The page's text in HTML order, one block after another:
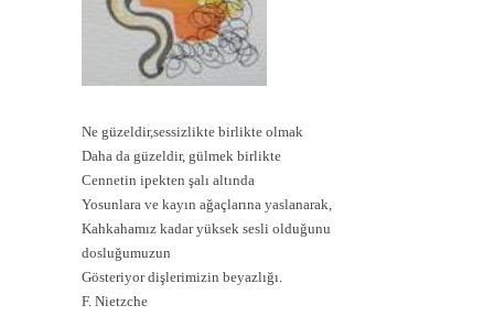
Ne güzeldir,sessizlikte birlikte olmak
Daha da güzeldir, gülmek birlikte
Cennetin ipekten şalı altında
Yosunlara ve kayın ağaçlarına yaslanarak,
Kahkahamız kadar yüksek sesli olduğunu
dosluğumuzun
Gösteriyor dişlerimizin beyazlığı.
F. Nietzche